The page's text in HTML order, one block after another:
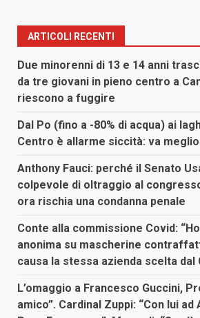
ARTICOLI RECENTI
Due minorenni di 13 e 14 anni
da tre giovani in pieno centro a
riescono a fuggire
Dal Po (fino a -80% di acqua) ai
Centro è allarme siccità: va meglio
Anthony Fauci: perché il Senato
colpevole di oltraggio al
ora rischia una condanna penale
Conte alla commissione Covid:
anonima su mascherine
causa la stessa azienda scelta dal
L’omaggio a Francesco Guccini,
amico”. Cardinal Zuppi: “Con lui ad